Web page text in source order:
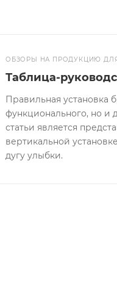
ОБЗОРЫ НА ПРОДУКЦИЮ
Таблица-
Правильная установка
функционального, но и
статьи является
вертикальной
дугу улыбки.